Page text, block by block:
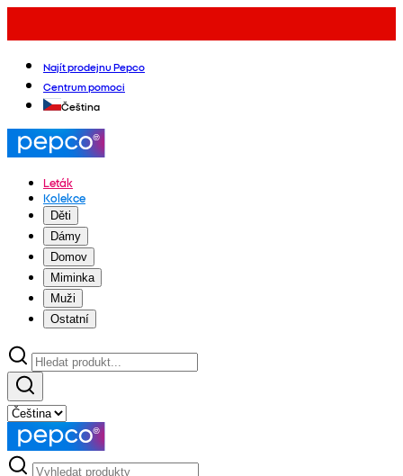
Najít prodejnu Pepco
Centrum pomoci
Čeština
Leták
Kolekce
Děti
Dámy
Domov
Miminka
Muži
Ostatní